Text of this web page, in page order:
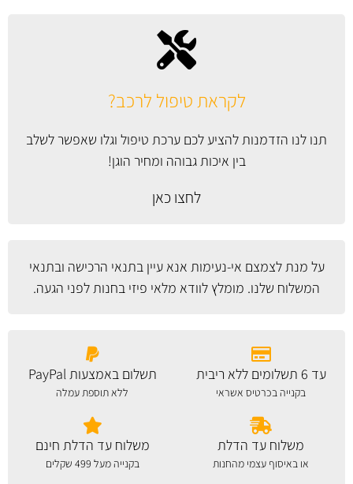
לקראת טיפול לרכב?
תנו לנו הזדמנות להציע לכם ערכת טיפול וגלו שאפשר לשלב
בין איכות גבוהה ומחיר הוגן!
לחצו כאן
על מנת לצמצם אי-נעימות אנא עייןבתנאי הרכישה ובתנאי
המשלוח שלנו. מומלץ לוודא מלאי פיזי בחנות לפני הגעה.
עד 6 תשלומים ללא ריבית
בקנייה בכרטיס אשראי
תשלום באמצעות PayPal
ללא תוספת עמלה
משלוח עד הדלת
או באיסוף עצמי מהחנות
משלוח עד הדלת חינם
בקנייה מעל 499 שקלים